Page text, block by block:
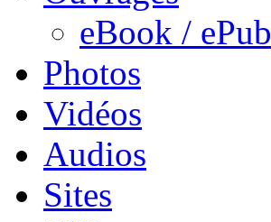
eBook / ePub
Photos
Vidéos
Audios
Sites